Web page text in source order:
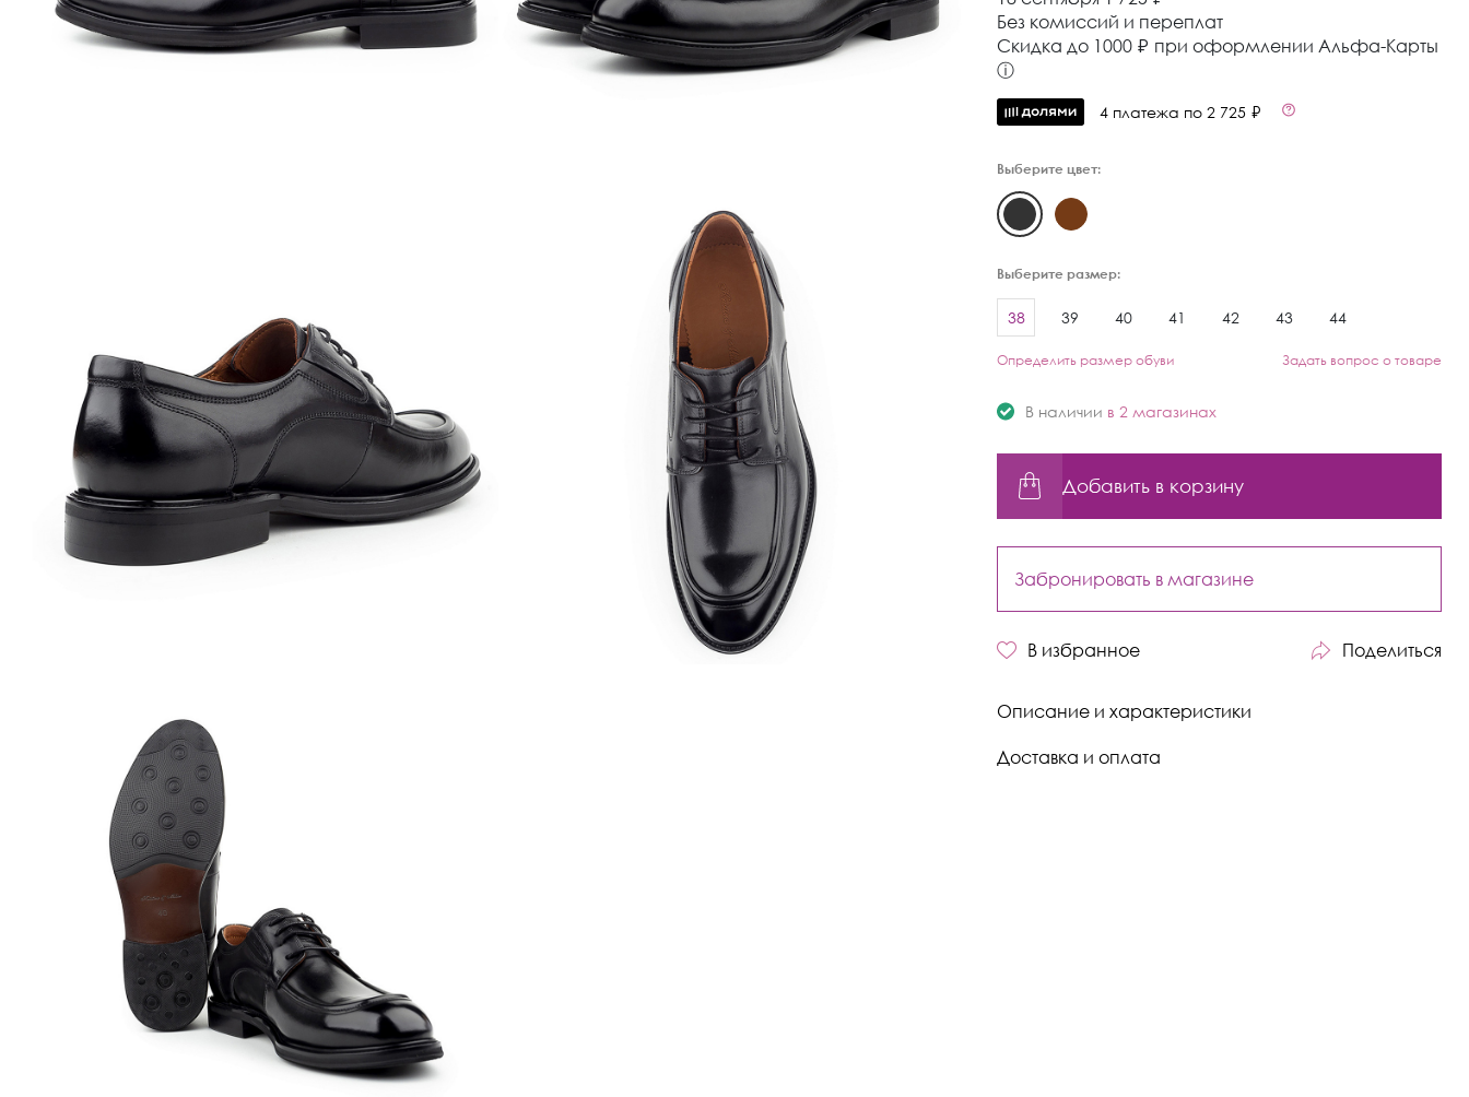
Полуботинки Кроссовки
Без комиссий и переплат
Cкидка до 1000 ₽ при оформлении Альфа-Карты
ⓘ
4 платежа по 2 725 ₽
Выберите цвет:
Выберите размер:
38 39 40 41 42 43 44
Определить размер обуви Задать вопрос о товаре
В наличии в 2 магазинах
Добавить в корзину
Забронировать в магазине
В избранное Поделиться
Описание и характеристики
Доставка и оплата